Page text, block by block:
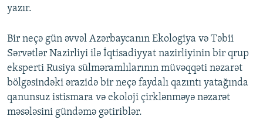
yazır.
Bir neçə gün əvvəl Azərbaycanın Ekologiya və Təbii
Sərvətlər Nazirliyi ilə İqtisadiyyat nazirliyinin bir qrup
eksperti Rusiya sülməramlılarının müvəqqəti nəzarət
bölgəsindəki ərazidə bir neçə faydalı qazıntı yatağında
qanunsuz istismara və ekoloji çirklənməyə nəzarət
məsələsini gündəmə gətiriblər.